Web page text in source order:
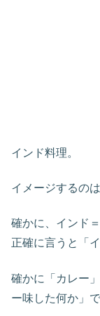
インド料理。
イメージするの
確かに、インド
正確に言うと「
確かに「カレー
ー味した何か」で